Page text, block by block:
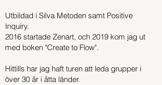
Utbildad i Silva Metoden samt Positive
Inquiry.
2016 startade Zenart, och 2019 kom jag ut
med boken "Create to Flow".
Hittills har jag haft turen att leda grupper i
över 30 år i åtta länder.